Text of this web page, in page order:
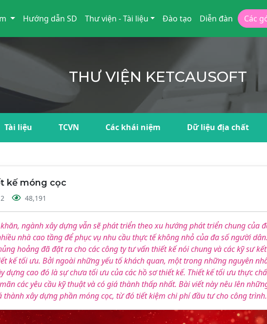
Hướng dẫn SD Thư viện - Tài liệu Đào tạo Diễn đàn Các
THƯ VIỆN KETCAUSOFT
Tài liệu TCVN Các khái niệm Dữ liệu địa chất
kế móng cọc
48,191
ngành xây dựng vẫn sẽ phát triển theo xu hướng phát triển chung của
nhà cao tầng để phục vụ nhu cầu thực tế không nhỏ của đa số người dân.
hoảng đã đặt ra cho các công ty tư vấn thiết kế nói chung và các kỹ sư
kế tối ưu. Bởi ngoài những yếu tố khách quan, một trong những nguyên
dựng cao đó là sự chưa tối ưu của các hồ sơ thiết kế. Thiết kế tối ưu thực
các yêu cầu kỹ thuật và có giá thành thấp nhất. Bài viết này nêu lên
xây dựng phần móng cọc, từ đó tiết kiệm chi phí đầu tư cho công trình.